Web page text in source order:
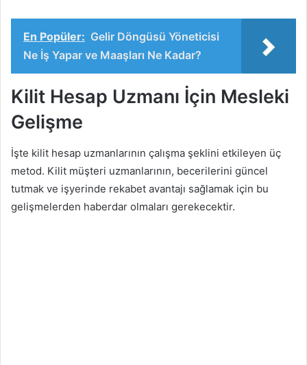
En Popüler: Gelir Döngüsü Yöneticisi
Ne İş Yapar ve Maaşları Ne Kadar?
Kilit Hesap Uzmanı İçin Mesleki
Gelişme
İşte kilit hesap uzmanlarının çalışma şeklini etkileyen üç
metod. Kilit müşteri uzmanlarının, becerilerini güncel
tutmak ve işyerinde rekabet avantajı sağlamak için bu
gelişmelerden haberdar olmaları gerekecektir.